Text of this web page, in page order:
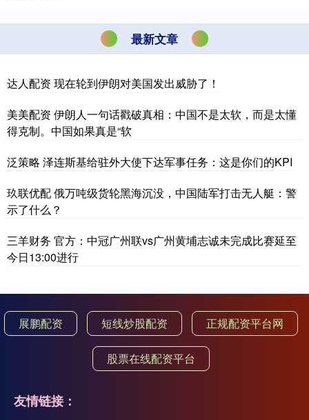
最新文章
达人配资 现在轮到伊朗对美国发出威胁了！
美美配资 伊朗人一句话戳破真相：中国不是太软，而是太懂
得克制。中国如果真是“软
泛策略 泽连斯基给驻外大使下达军事任务：这是你们的KPI
玖联优配 俄万吨级货轮黑海沉没，中国陆军打击无人艇：警
示了什么？
三羊财务 官方：中冠广州联vs广州黄埔志诚未完成比赛延至
今日13:00进行
展鹏配资 短线炒股配资 正规配资平台网
股票在线配资平台
友情链接：